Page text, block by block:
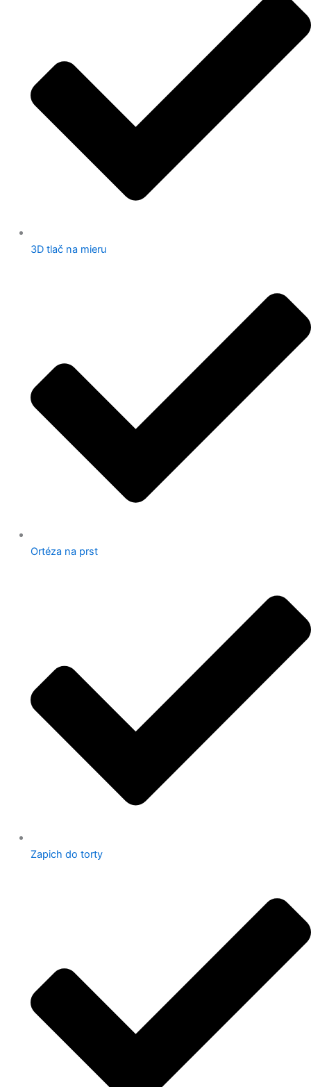
3D tlač na mieru
Ortéza na prst
Zapich do torty